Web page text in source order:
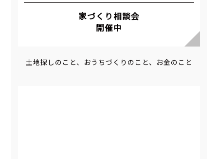
家づくり相談会
開催中
土地探しのこと、おうちづくりのこと、お金のこと